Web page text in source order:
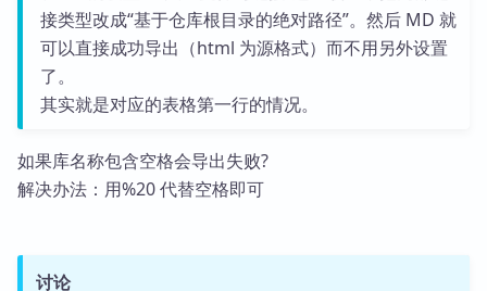
接类型改成“基于仓库根目录的绝对路径”。然后 MD 就
可以直接成功导出（html 为源格式）而不用另外设置
了。
其实就是对应的表格第一行的情况。
如果库名称包含空格会导出失败?
解决办法：用%20 代替空格即可
讨论